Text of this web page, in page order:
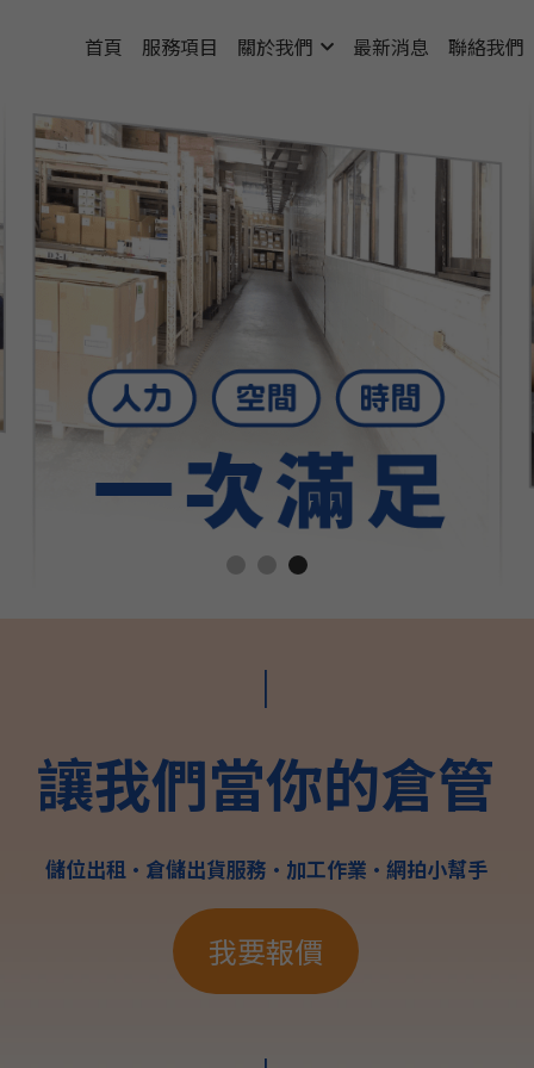
首頁 服務項目 關於我們 最新消息 聯絡我們
|
讓我們當你的倉管
儲位出租•倉儲出貨服務•加工作業•網拍小幫手
我要報價